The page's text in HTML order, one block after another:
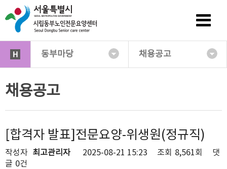
동부마당 채용공고
채용공고
[합격자 발표]전문요양-위생원(정규직)
작성자 최고관리자 2025-08-21 15:23 조회 8,561회
댓
글 0건